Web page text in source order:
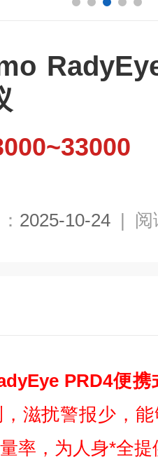
2025-10-24 | 阅
PRD4便
滋扰警报少，
率，为人身*全